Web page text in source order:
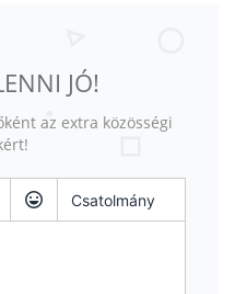
JÓ!
az extra közösségi
Csatolmány